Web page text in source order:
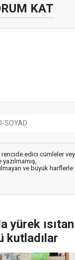
KAT
edici cümleler
ve büyük harflerle
yürek
kutladılar